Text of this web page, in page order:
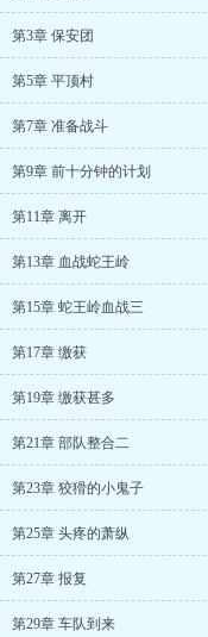
第3章 保安团
第5章 平顶村
第7章 准备战斗
第9章 前十分钟的计划
第11章 离开
第13章 血战蛇王岭
第15章 蛇王岭血战三
第17章 缴获
第19章 缴获甚多
第21章 部队整合二
第23章 狡猾的小鬼子
第25章 头疼的萧纵
第27章 报复
第29章 车队到来